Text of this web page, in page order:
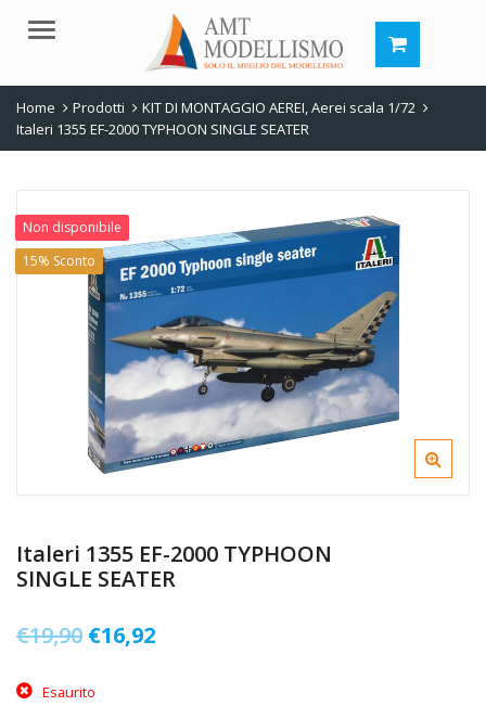
Menu
Home Prodotti KIT DI MONTAGGIO AEREI,Aerei scala 1/72
Italeri 1355 EF-2000 TYPHOON SINGLE SEATER
Non disponibile
15% Sconto
Italeri 1355 EF-2000 TYPHOON
SINGLE SEATER
€19,90 Il
originale
€16,92Il
Esaurito